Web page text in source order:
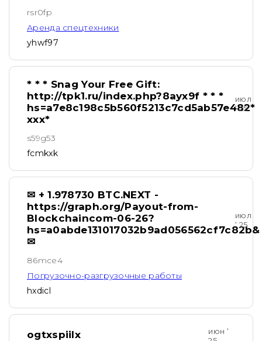
rsr0fp
Аренда спецтехники
yhwf97
* * * Snag Your Free Gift:
http://tpk1.ru/index.php?8ayx9f * * *
hs=a7e8c198c5b560f5213c7cd5ab57e482*
ххх*
июл
‘ 25
s59g53
fcmkxk
✉ + 1.978730 BTC.NEXT -
https://graph.org/Payout-from-
Blockchaincom-06-26?
hs=a0abde131017032b9ad056562cf7c82b&
✉
июл
‘ 25
86mce4
Погрузочно-разгрузочные работы
hxdicl
ogtxspiilx
июн ‘